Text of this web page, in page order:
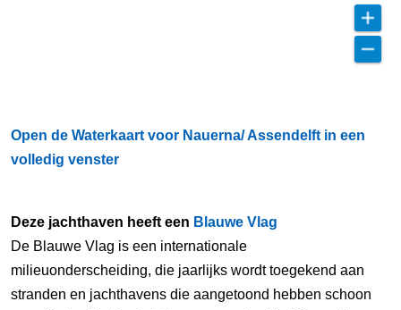
Open de Waterkaart voor Nauerna/ Assendelft in een
volledig venster
Deze jachthaven heeft een Blauwe Vlag
De Blauwe Vlag is een internationale
milieuonderscheiding, die jaarlijks wordt toegekend aan
stranden en jachthavens die aangetoond hebben schoon